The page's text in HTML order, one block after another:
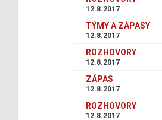
12.8.2017
TÝMY A ZÁPASY
12.8.2017
ROZHOVORY
12.8.2017
ZÁPAS
12.8.2017
ROZHOVORY
12.8.2017